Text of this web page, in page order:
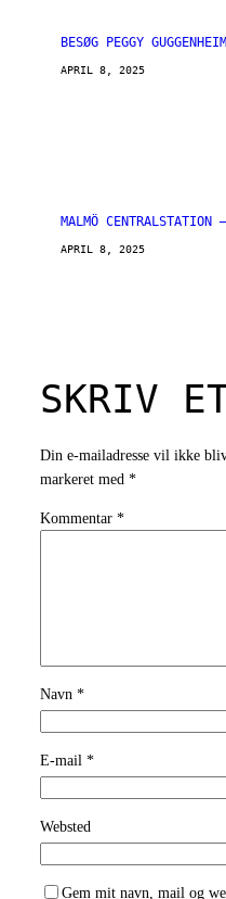
BESØG PEGGY
APRIL 8, 2025
MALMÖ CENTRALSTATION
APRIL 8, 2025
SKRIV
Din e-mailadresse vil ikke
markeret med *
Kommentar *
Navn *
E-mail *
Websted
Gem mit navn, mail og